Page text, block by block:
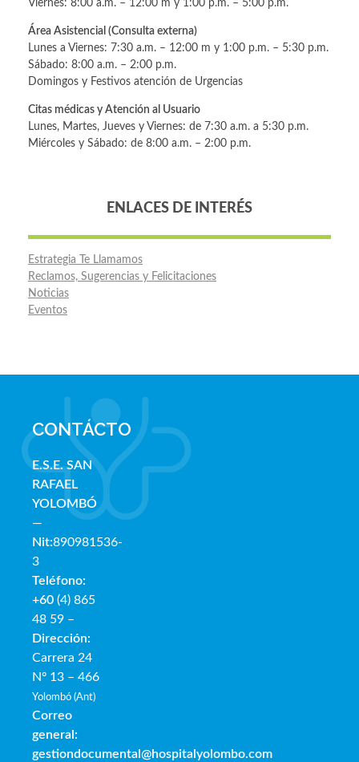
Viernes: 8:00 a.m. – 12:00 m y 1:00 p.m. – 5:00 p.m.
Área Asistencial (Consulta externa)
Lunes a Viernes: 7:30 a.m. – 12:00 m y 1:00 p.m. – 5:30 p.m.
Sábado: 8:00 a.m. – 2:00 p.m.
Domingos y Festivos atención de Urgencias
Citas médicas y Atención al Usuario
Lunes, Martes, Jueves y Viernes: de 7:30 a.m. a 5:30 p.m.
Miércoles y Sábado: de 8:00 a.m. – 2:00 p.m.
ENLACES DE INTERÉS
Estrategia Te Llamamos
Reclamos, Sugerencias y Felicitaciones
Noticias
Eventos
CONTÁCTO
E.S.E. SAN
RAFAEL
YOLOMBÓ
—
Nit:890981536-
3
Teléfono:
+60 (4) 865
48 59 –
Dirección:
Carrera 24
Nº 13 – 466
Yolombó (Ant)
Correo
general:
gestiondocumental@hospitalyolombo.com